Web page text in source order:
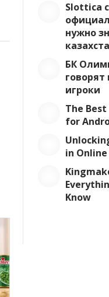
Slottica
нужно
БК
говорят
игроки
The
for
in
Know